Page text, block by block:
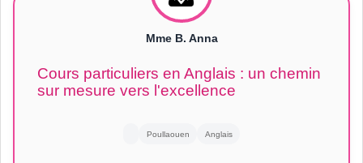
Mme B. Anna
Cours particuliers en Anglais : un chemin
sur mesure vers l'excellence
Poullaouen Anglais